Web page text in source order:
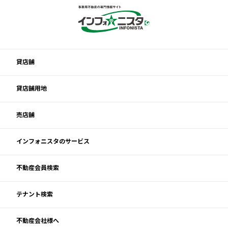
貸店舗
貸店舗用地
売店舗
インフォニスタのサービス
不動産会員検索
テナント検索
不動産会社様へ